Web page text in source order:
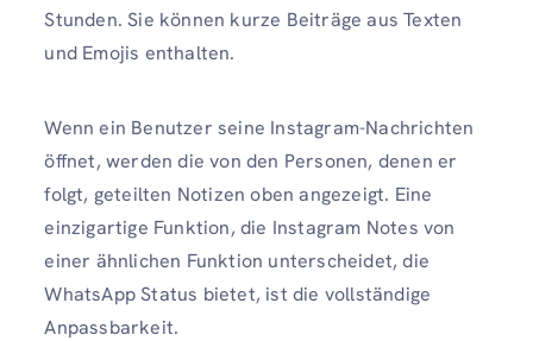
Stunden. Sie können kurze Beiträge aus Texten
und Emojis enthalten.
Wenn ein Benutzer seine Instagram-Nachrichten
öffnet, werden die von den Personen, denen er
folgt, geteilten Notizen oben angezeigt. Eine
einzigartige Funktion, die Instagram Notes von
einer ähnlichen Funktion unterscheidet, die
WhatsApp Status bietet, ist die vollständige
Anpassbarkeit.